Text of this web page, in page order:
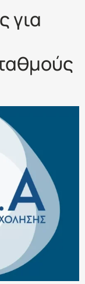
για